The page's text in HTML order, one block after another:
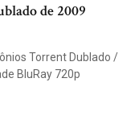
de 2009
Torrent Dublado /
BluRay 720p